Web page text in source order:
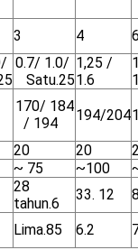
3 4 6
0.7/ 1.0/
Satu.25
1,25 /
1.6
170/ 184
/ 194
194/204
20 20
~ 75 ~100
28
tahun.6
33. 12
Lima.85 6.2